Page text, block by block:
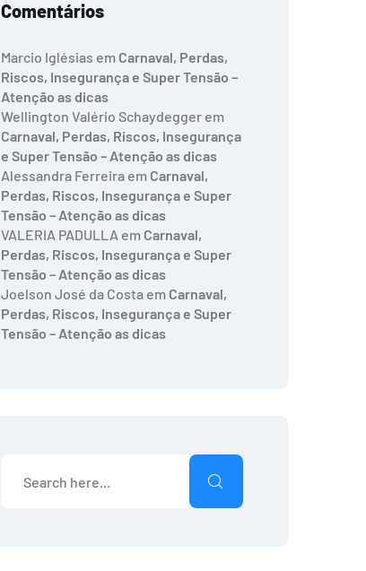
Comentários
Marcio Iglésias em Carnaval, Perdas,
Riscos, Insegurança e Super Tensão –
Atenção as dicas
Wellington Valério Schaydegger em
Carnaval, Perdas, Riscos, Insegurança
e Super Tensão – Atenção as dicas
Alessandra Ferreira em Carnaval,
Perdas, Riscos, Insegurança e Super
Tensão – Atenção as dicas
VALERIA PADULLA em Carnaval,
Perdas, Riscos, Insegurança e Super
Tensão – Atenção as dicas
Joelson José da Costa em Carnaval,
Perdas, Riscos, Insegurança e Super
Tensão – Atenção as dicas